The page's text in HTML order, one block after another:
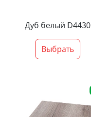
Дуб белый D4430
Выбрать